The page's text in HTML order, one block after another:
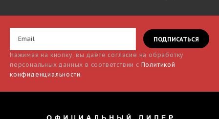
Нажимая на кнопку, вы даёте согласие на обработку
персональных данных в соответствии с Политикой
конфиденциальности.